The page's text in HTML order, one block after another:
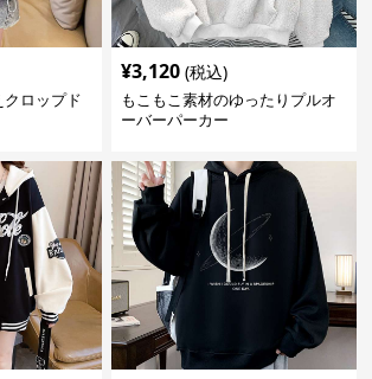
ロップド
¥3,120 (税込)
もこもこ素材のゆったりプルオ
ーバーパーカー